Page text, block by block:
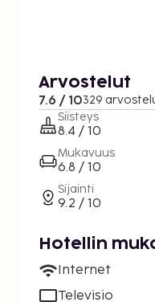
Arvostelut
7.6 / 10329
Siisteys
8.4 / 10
Mukavuus
6.8 / 10
Sijainti
9.2 / 10
Hotellin
Internet
Televisio